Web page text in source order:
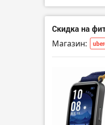
Скидка на
Магазин: